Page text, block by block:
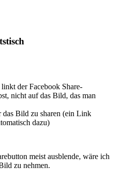
der Facebook Share-
nicht auf das Bild, das man
das Bild zu sharen (ein Link
dazu)
meist ausblende, wäre ich
zu nehmen.